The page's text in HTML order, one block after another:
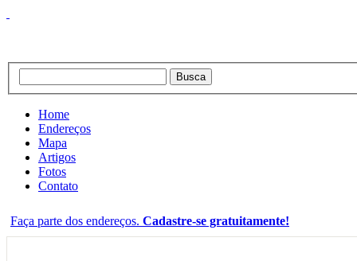
Home
Endereços
Mapa
Artigos
Fotos
Contato
Faça parte dos endereços. Cadastre-se gratuitamente!